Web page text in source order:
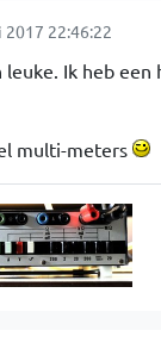
22:46:22
leuke. Ik heb een
multi-meters